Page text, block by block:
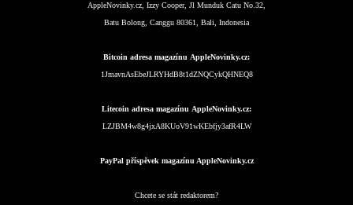
AppleNovinky.cz, Izzy Cooper, Jl Munduk Catu No.32,
Batu Bolong, Canggu 80361, Bali, Indonesia
Bitcoin adresa magazínu AppleNovinky.cz:
1JmavnAsEbeJLRYHdB8t1dZNQCykQHNEQ8
Litecoin adresa magazínu AppleNovinky.cz:
LZJBM4w8g4jxA8KUoV91wKEbfjy3afR4LW
PayPal příspěvek magazínu AppleNovinky.cz
Chcete se stát redaktorem?